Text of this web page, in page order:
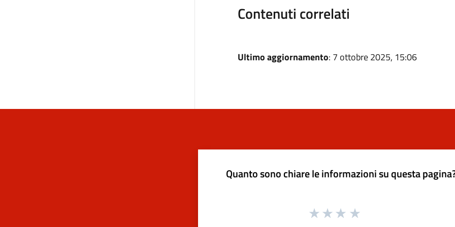
Contenuti correlati
Ultimo aggiornamento: 7 ottobre 2025, 15:06
Quanto sono chiare le informazioni su questa